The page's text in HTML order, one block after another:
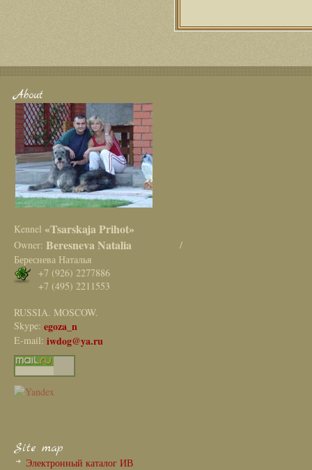
About
Kennel «Tsarskaja Prihot»
Owner: Beresneva Natalia /
Береснева Наталья
+7 (926) 2277886
+7 (495) 2211553
RUSSIA. MOSCOW.
Skype: egoza_n
E-mail: iwdog@ya.ru
Site map
Электронный каталог ИВ